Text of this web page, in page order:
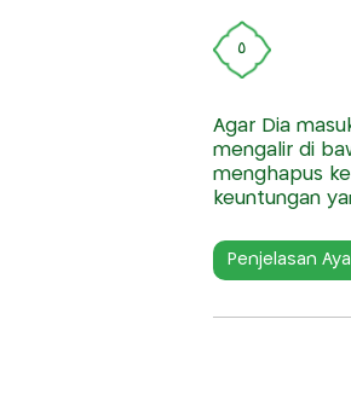
٥
Agar Dia
mengalir di
menghapus
keuntungan
Penjelasan